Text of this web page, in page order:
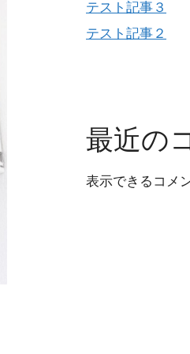
テスト記事３
テスト記事２
最近の
表示できるコメ